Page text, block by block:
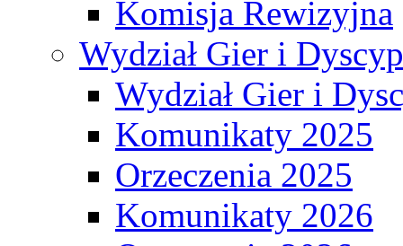
Komisja Rewizyjna
Wydział Gier i
Wydział Gier i
Komunikaty 2025
Orzeczenia 2025
Komunikaty 2026